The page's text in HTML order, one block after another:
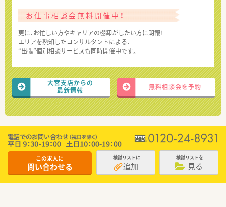
お仕事相談会無料開催中！
更に、お忙しい方やキャリアの棚卸がしたい方に朗報!
エリアを熟知したコンサルタントによる、
“出張”個別相談サービスも同時開催中です。
大宮支店からの
最新情報
無料相談会を予約
この求人に
問い合わせる
検討リストに
追加
検討リストを
見る